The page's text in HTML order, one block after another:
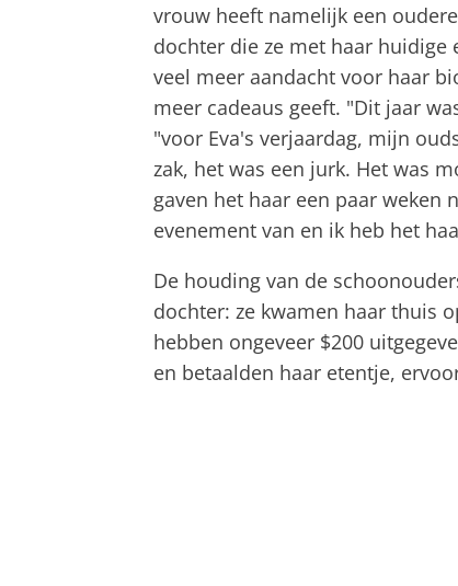
vrouw heeft namelijk een
dochter die ze met haar huidige
veel meer aandacht voor haar
meer cadeaus geeft. "Dit jaar
"voor Eva's verjaardag, mijn
zak, het was een jurk. Het was
gaven het haar een paar weken
evenement van en ik heb het
De houding van de
dochter: ze kwamen haar thuis
hebben ongeveer $200
en betaalden haar etentje,